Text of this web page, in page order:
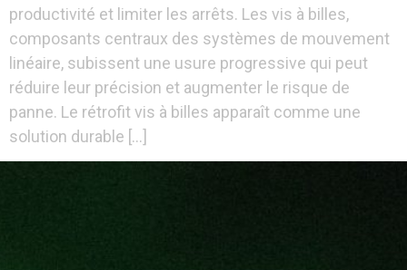
productivité et limiter les arrêts. Les vis à billes,
composants centraux des systèmes de mouvement
linéaire, subissent une usure progressive qui peut
réduire leur précision et augmenter le risque de
panne. Le rétrofit vis à billes apparaît comme une
solution durable […]